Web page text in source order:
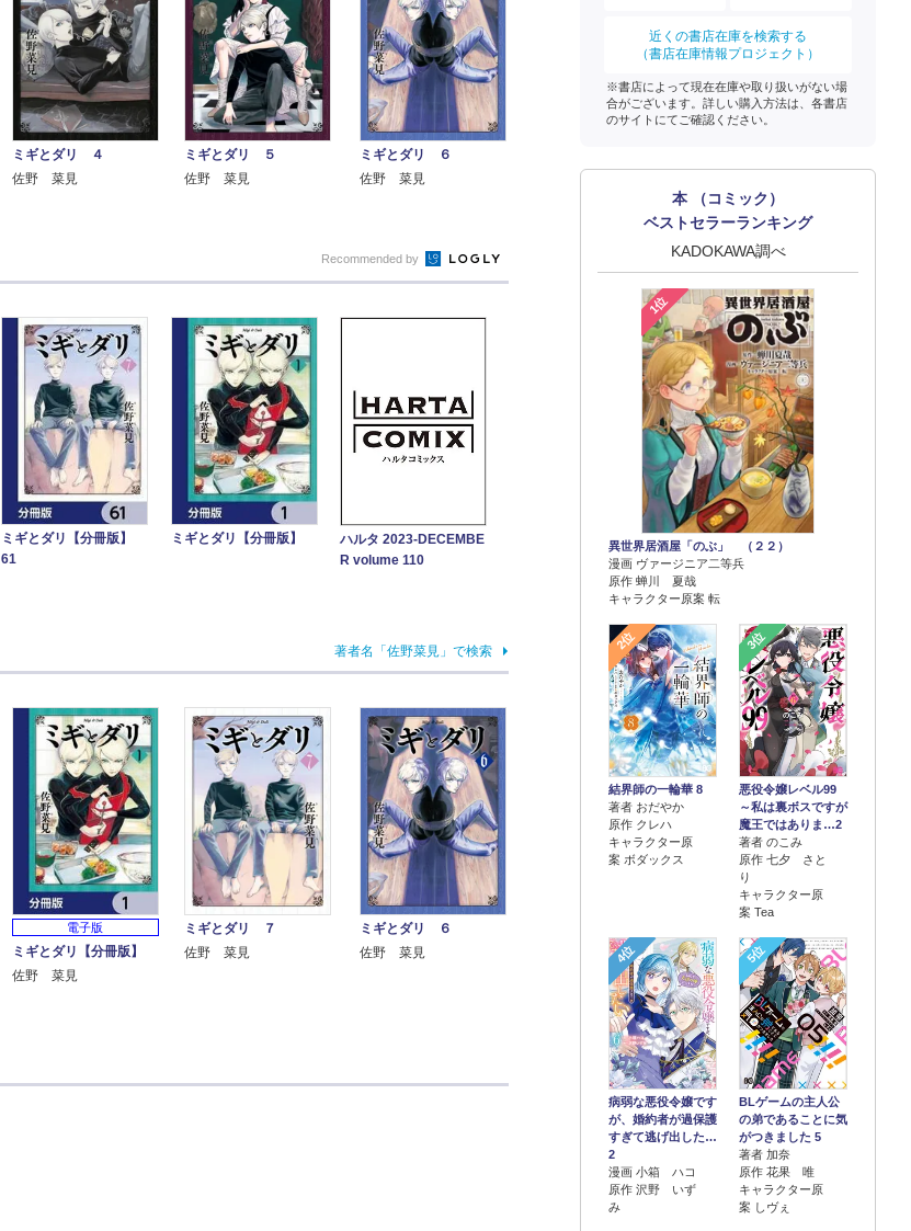
ミギとダリ ４
佐野 菜見
ミギとダリ ５
佐野 菜見
ミギとダリ ６
佐野 菜見
近くの書店在庫を検索する
（書店在庫情報プロジェクト）
※書店によって現在在庫や取り扱いがない場
合がございます。詳しい購入方法は、各書店
のサイトにてご確認ください。
本 （コミック）
ベストセラーランキング
KADOKAWA調べ
1位
異世界居酒屋「のぶ」 （２２）
漫画 ヴァージニア二等兵
原作 蝉川 夏哉
キャラクター原案 転
2位
結界師の一輪華 8
著者 おだやか
原作 クレハ
キャラクター原
案 ボダックス
3位
悪役令嬢レベル99
～私は裏ボスですが
魔王ではありま…2
著者 のこみ
原作 七夕 さと
り
キャラクター原
案 Tea
4位
病弱な悪役令嬢です
が、婚約者が過保護
すぎて逃げ出した…
2
漫画 小箱 ハコ
原作 沢野 いず
み
5位
BLゲームの主人公
の弟であることに気
がつきました 5
著者 加奈
原作 花果 唯
キャラクター原
案 しヴぇ
Recommended by
ミギとダリ【分冊版】
61
ミギとダリ【分冊版】
ハルタ 2023-DECEMBE
R volume 110
著者名「佐野菜見」で検索
電子版
ミギとダリ【分冊版】
佐野 菜見
ミギとダリ ７
佐野 菜見
ミギとダリ ６
佐野 菜見